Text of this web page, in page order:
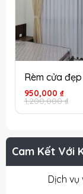
Cam Kết Với
Dịch
Rèm cửa
1,200,000₫
Giá
gốc
là:
1,200,000 ₫.
950,000 ₫
Giá
hiện
tại
là: